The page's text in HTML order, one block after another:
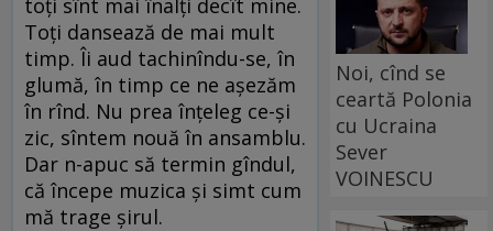
Toți dansează de mai mult
timp. Îi aud tachinîndu-se, în
glumă, în timp ce ne așezăm
în rînd. Nu prea înțeleg ce-și
zic, sîntem nouă în ansamblu.
Dar n-apuc să termin gîndul,
că începe muzica și simt cum
mă trage șirul.
Noi, cînd se
ceartă Polonia
cu Ucraina
Sever
VOINESCU